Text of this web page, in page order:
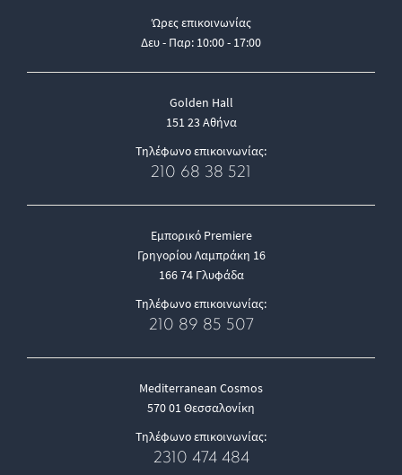
Ώρες επικοινωνίας
Δευ - Παρ: 10:00 - 17:00
Golden Hall
151 23 Αθήνα
Τηλέφωνο επικοινωνίας:
210 68 38 521
Εμπορικό Premiere
Γρηγορίου Λαμπράκη 16
166 74 Γλυφάδα
Τηλέφωνο επικοινωνίας:
210 89 85 507
Mediterranean Cosmos
570 01 Θεσσαλονίκη
Τηλέφωνο επικοινωνίας:
2310 474 484